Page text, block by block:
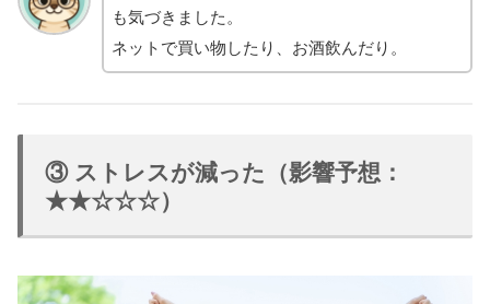
も気づきました。
ネットで買い物したり、お酒飲んだり。
③ ストレスが減った（影響予想：
★★☆☆☆）